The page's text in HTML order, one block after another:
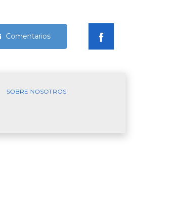
Comentarios
SOBRE NOSOTROS